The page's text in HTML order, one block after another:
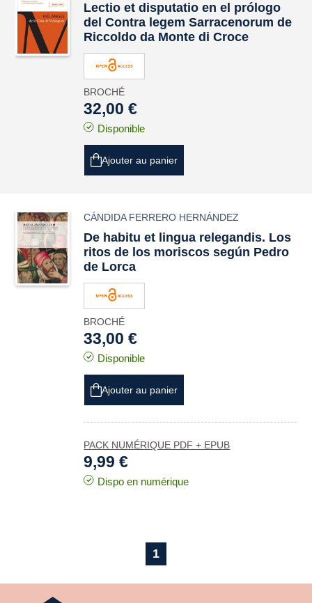
Lectio et disputatio en el prólogo
delContra legem Sarracenorum de
Riccoldo da Monte di Croce
BROCHÉ
32,00 €
Disponible
Ajouter au panier
CÁNDIDA FERRERO HERNÁNDEZ
De habitu et lingua relegandis. Los
ritos de los moriscos según Pedro
de Lorca
BROCHÉ
33,00 €
Disponible
Ajouter au panier
PACK NUMÉRIQUE PDF + EPUB
9,99 €
Dispo en numérique
1